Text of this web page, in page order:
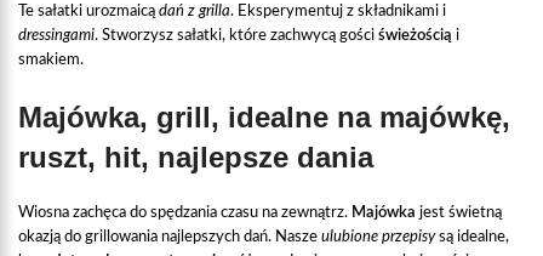
Te sałatki urozmaicą dań z grilla. Eksperymentuj z składnikami i
dressingami. Stworzysz sałatki, które zachwycą gości świeżością i
smakiem.
Majówka, grill, idealne na majówkę,
ruszt, hit, najlepsze dania
Wiosna zachęca do spędzania czasu na zewnątrz. Majówka jest świetną
okazją do grillowania najlepszych dań. Nasze ulubione przepisysą idealne,